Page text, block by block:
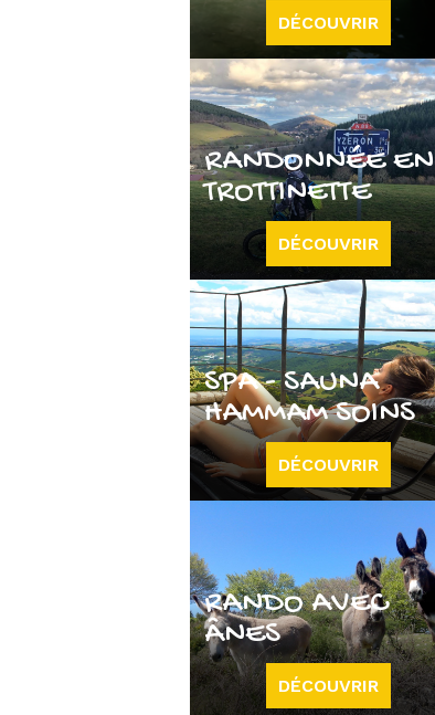
DÉCOUVRIR
RANDONNÉE EN
TROTTINETTE
DÉCOUVRIR
SPA - SAUNA
HAMMAM SOINS
DÉCOUVRIR
RANDO AVEC
ÂNES
DÉCOUVRIR